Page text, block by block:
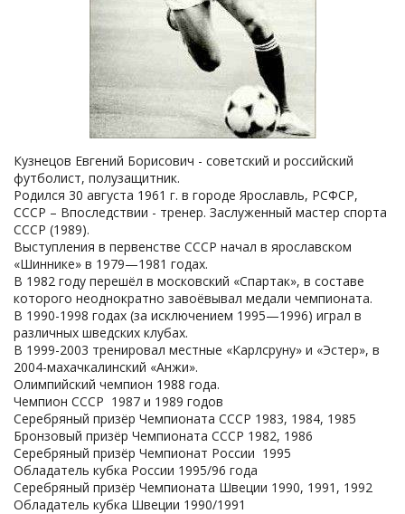
Кузнецов Евгений Борисович - советский и российский
футболист, полузащитник.
Родился 30 августа 1961 г. в городе Ярославль, РСФСР,
СССР – Впоследствии - тренер. Заслуженный мастер спорта
СССР (1989).
Выступления в первенстве СССР начал в ярославском
«Шиннике» в 1979—1981 годах.
В 1982 году перешёл в московский «Спартак», в составе
которого неоднократно завоёвывал медали чемпионата.
В 1990-1998 годах (за исключением 1995—1996) играл в
различных шведских клубах.
В 1999-2003 тренировал местные «Карлсруну» и «Эстер», в
2004-махачкалинский «Анжи».
Олимпийский чемпион 1988 года.
Чемпион СССР 1987 и 1989 годов
Серебряный призёр Чемпионата СССР 1983, 1984, 1985
Бронзовый призёр Чемпионата СССР 1982, 1986
Серебряный призёр Чемпионат России 1995
Обладатель кубка России 1995/96 года
Серебряный призёр Чемпионата Швеции 1990, 1991, 1992
Обладатель кубка Швеции 1990/1991